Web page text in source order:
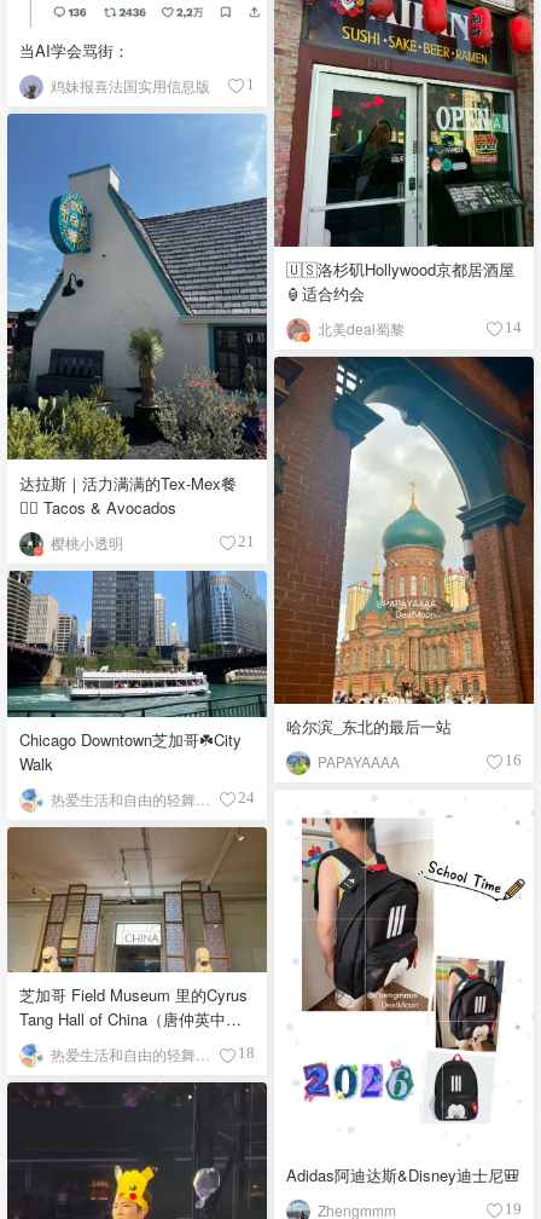
当AI学会骂街：
鸡妹报喜法国实用信息版 1
🇺🇸洛杉矶Hollywood京都居酒屋
🏮适合约会
北美deal蜀黎 14
达拉斯｜活力满满的Tex-Mex餐
👉🏼 Tacos & Avocados
樱桃小透明 21
哈尔滨_东北的最后一站
PAPAYAAAA 16
Chicago Downtown芝加哥☘️City
Walk
24
Adidas阿迪达斯&Disney迪士尼🎒
Zhengmmm 19
芝加哥 Field Museum 里的Cyrus
Tang Hall of China（唐仲英中国
馆）
热爱生活和自由的轻舞飞扬 18